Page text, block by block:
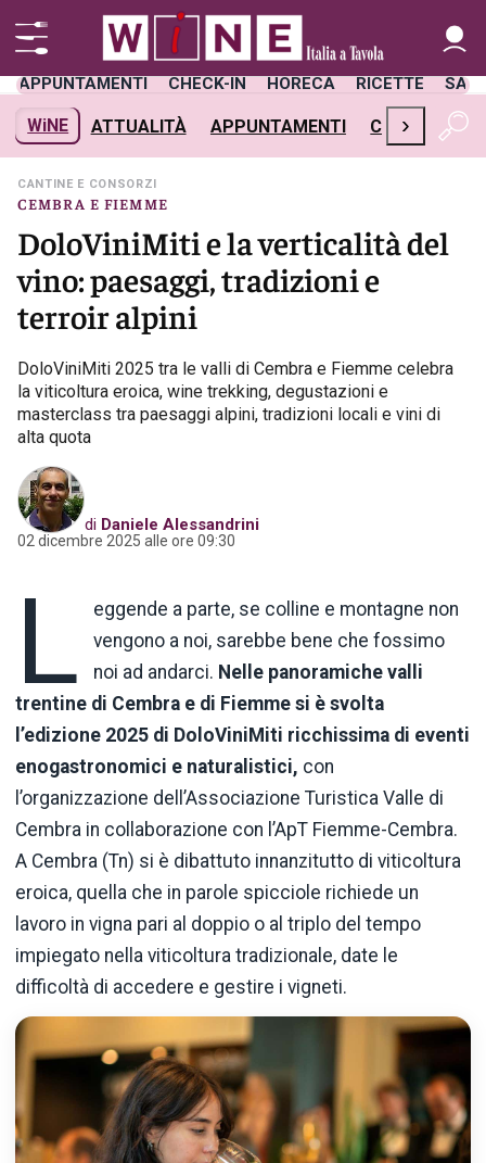
APPUNTAMENTI CHECK-IN HORECA RICETTE
WiNE ATTUALITÀ APPUNTAMENTI CHECK-IN
›
CEMBRA E FIEMME
CANTINE E CONSORZI
DoloViniMiti e la verticalità del
vino: paesaggi, tradizioni e
terroir alpini
DoloViniMiti 2025 tra le valli di Cembra e Fiemme celebra
la viticoltura eroica, wine trekking, degustazioni e
masterclass tra paesaggi alpini, tradizioni locali e vini di
alta quota
di Daniele Alessandrini
02 dicembre 2025 alle ore 09:30
L
eggende a parte, se colline e montagne non
vengono a noi, sarebbe bene che fossimo
noi ad andarci. Nelle panoramiche valli
trentine di Cembra e di Fiemme si è svolta
l’edizione 2025 di DoloViniMiti ricchissima di eventi
enogastronomici e naturalistici, con
l’organizzazione dell’Associazione Turistica Valle di
Cembra in collaborazione con l’ApT Fiemme-Cembra.
A Cembra (Tn) si è dibattuto innanzitutto di viticoltura
eroica, quella che in parole spicciole richiede un
lavoro in vigna pari al doppio o al triplo del tempo
impiegato nella viticoltura tradizionale, date le
difficoltà di accedere e gestire i vigneti.